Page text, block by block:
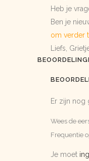
Heb je
Ben je
om verder
Liefs,
Er zijn nog
Wees de
Frequentie
Je moet